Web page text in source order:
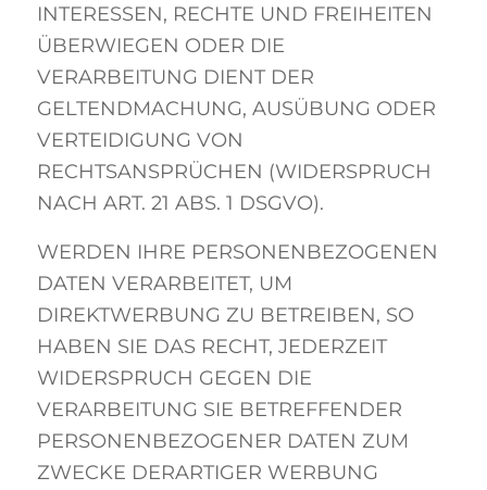
INTERESSEN, RECHTE UND FREIHEITEN
ÜBERWIEGEN ODER DIE
VERARBEITUNG DIENT DER
GELTENDMACHUNG, AUSÜBUNG ODER
VERTEIDIGUNG VON
RECHTSANSPRÜCHEN (WIDERSPRUCH
NACH ART. 21 ABS. 1 DSGVO).
WERDEN IHRE PERSONENBEZOGENEN
DATEN VERARBEITET, UM
DIREKTWERBUNG ZU BETREIBEN, SO
HABEN SIE DAS RECHT, JEDERZEIT
WIDERSPRUCH GEGEN DIE
VERARBEITUNG SIE BETREFFENDER
PERSONENBEZOGENER DATEN ZUM
ZWECKE DERARTIGER WERBUNG